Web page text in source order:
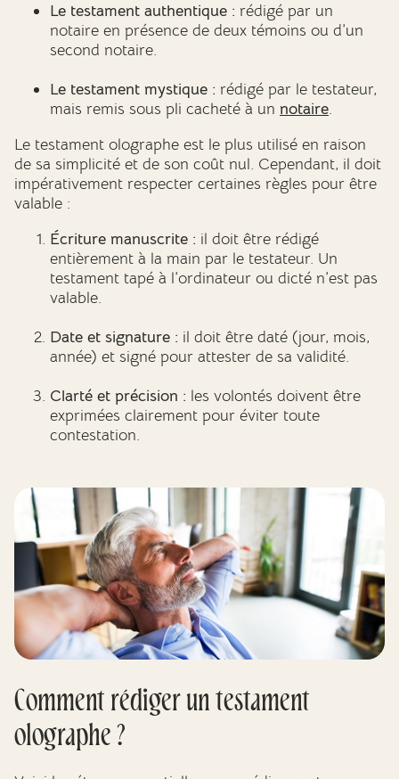
Le testament authentique : rédigé par un
notaire en présence de deux témoins ou d’un
second notaire.
Le testament mystique : rédigé par le testateur,
mais remis sous pli cacheté à un notaire.
Le testament olographe est le plus utilisé en raison
de sa simplicité et de son coût nul. Cependant, il doit
impérativement respecter certaines règles pour être
valable :
Écriture manuscrite : il doit être rédigé
entièrement à la main par le testateur. Un
testament tapé à l’ordinateur ou dicté n’est pas
valable.
Date et signature : il doit être daté (jour, mois,
année) et signé pour attester de sa validité.
Clarté et précision : les volontés doivent être
exprimées clairement pour éviter toute
contestation.
Comment rédiger un testament
olographe ?